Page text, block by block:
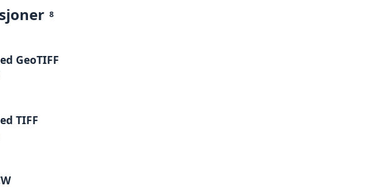
8
GeoTIFF
TIFF